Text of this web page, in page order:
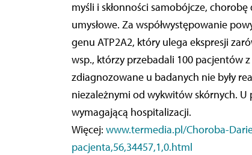
myśli i skłonności samobójcze,
umysłowe. Za współwystępowanie
genu ATP2A2, który ulega ekspresji
wsp., którzy przebadali 100 pacjentów
zdiagnozowane u badanych nie były
niezależnymi od wykwitów skórnych.
wymagającą hospitalizacji.
Więcej: www.termedia.pl/Choroba-
pacjenta,56,34457,1,0.html